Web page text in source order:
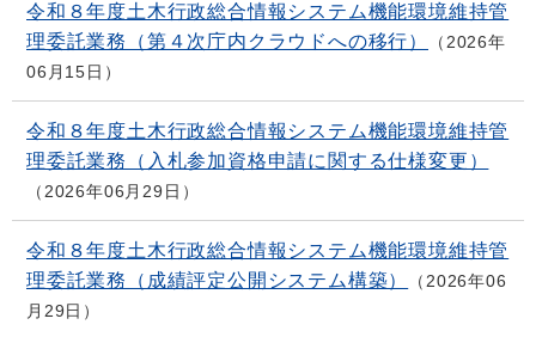
令和８年度土木行政総合情報システム機能環境維持管
理委託業務（第４次庁内クラウドへの移行）
2026年
06月15日
令和８年度土木行政総合情報システム機能環境維持管
理委託業務（入札参加資格申請に関する仕様変更）
2026年06月29日
令和８年度土木行政総合情報システム機能環境維持管
理委託業務（成績評定公開システム構築）
2026年06
月29日